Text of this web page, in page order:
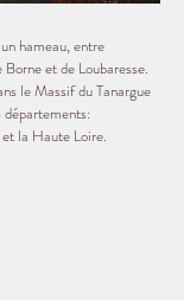
hameau, entre
et de Loubaresse.
le Massif du Tanargue
et la Haute Loire.